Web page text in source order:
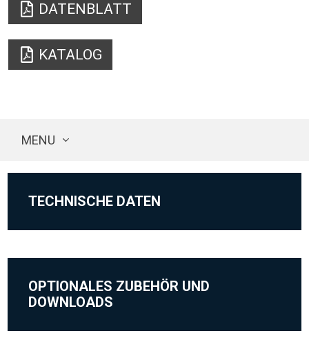
DATENBLATT
KATALOG
MENU
TECHNISCHE DATEN
OPTIONALES ZUBEHÖR UND
DOWNLOADS